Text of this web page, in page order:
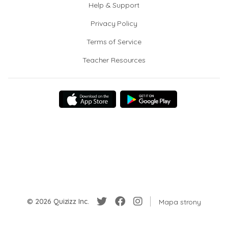
Help & Support
Privacy Policy
Terms of Service
Teacher Resources
© 2026 Quizizz Inc. Mapa strony